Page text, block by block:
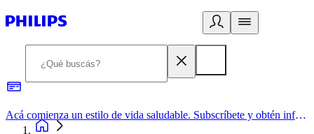
Acá comienza un estilo de vida saludable. Subscríbete y obtén información de primera mano